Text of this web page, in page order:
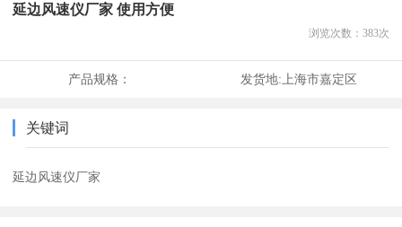
延边风速仪厂家 使用方便
浏览次数： 383次
产品规格： 发货地:上海市嘉定区
关键词
延边风速仪厂家